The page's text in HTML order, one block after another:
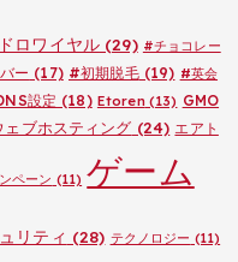
ロワイヤル(29) #チョコレー
ー (17) #初期脱毛(19) #英会
設定 (18) Etoren(13) GMO
ェブホスティング (24) エアト
ペーン (11) ゲーム
リティ (28) テクノロジー (11)